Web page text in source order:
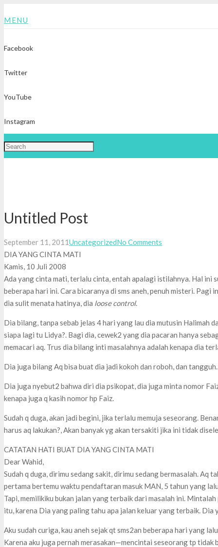
MENU
Facebook
Twitter
YouTube
Instagram
Untitled Post
September 11, 2011UncategorizedNo Comments
DIA YANG CINTA MATI
Kamis, 10 Juli 2008
Ada yang cinta mati, terlalu cinta, entah apalagi istilahnya. Hal ini
beberapa hari ini. Cara bicaranya di sms aneh, penuh misteri. Pagi
dia sulit menata hatinya, dia loose control.
Dia bilang, tanpa sebab jelas 4 hari yang lau dia mutusin Halimah
siapa lagi tu Lidya?. Bagi dia, cewek2 yang dia pacaran hanya
memacari aq. Trus dia bilang inti masalahnya adalah kenapa dia
Dia juga bilang Aq bisa buat dia jadi kokoh dan roboh, dan tangguh.
Dia juga nyebut2 bahwa diri dia psikopat, dia juga minta nomor
kenapa juga q kasih nomor hp Faiz.
Sudah q duga, akan jadi begini, jika terlalu memuja seseorang.
harus aq lakukan?, Akan banyak yg akan tersakiti jika ini tidak
CATATAN HATI BUAT DIA YANG CINTA MATI
Dear Wahid,
Sudah q duga, dirimu sedang sakit, dirimu sedang bermasalah. Aq
pertama bertemu waktu pendaftaran masuk MAN, 5 tahun yang
Tapi, memilikiku bukan jalan yang terbaik dari masalah ini.
itu, karena Dia yang paling tahu apa jalan keluar yang terbaik. Dia
Aku sudah curiga, kau aneh sejak qt sms2an beberapa hari yang
Karena aku juga pernah merasakan—mencintai seseorang tp tidak